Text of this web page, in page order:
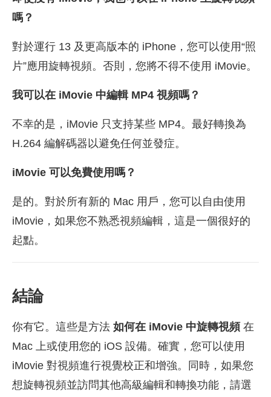
嗎？
對於運行 13 及更高版本的 iPhone，您可以使用“照
片”應用旋轉視頻。否則，您將不得不使用 iMovie。
我可以在 iMovie 中編輯 MP4 視頻嗎？
不幸的是，iMovie 只支持某些 MP4。最好轉換為
H.264 編解碼器以避免任何並發症。
iMovie 可以免費使用嗎？
是的。對於所有新的 Mac 用戶，您可以自由使用
iMovie，如果您不熟悉視頻編輯，這是一個很好的
起點。
結論
你有它。這些是方法 如何在 iMovie 中旋轉視頻在
Mac 上或使用您的 iOS 設備。確實，您可以使用
iMovie 對視頻進行視覺校正和增強。同時，如果您
想旋轉視頻並訪問其他高級編輯和轉換功能，請選